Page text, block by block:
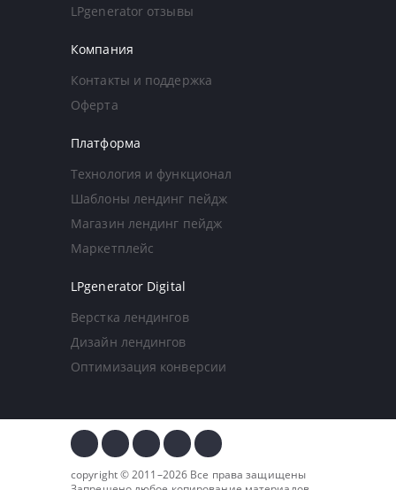
LPgenerator отзывы
Компания
Контакты и поддержка
Оферта
Платформа
Технология и функционал
Шаблоны лендинг пейдж
Магазин лендинг пейдж
Маркетплейс
LPgenerator Digital
Верстка лендингов
Дизайн лендингов
Оптимизация конверсии
copyright © 2011–2026 Все права защищены